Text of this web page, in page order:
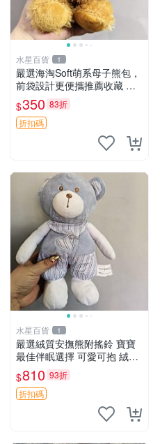
水星百貨 1
嚴選海淘Soft萌系母子熊包，
前袋設計更便攜推薦收藏 母
子熊 軟綿綿 包包
$350 83折
折扣碼
水星百貨 1
嚴選絨質安撫熊附搖鈴 寶寶
最佳伴眠選擇 可愛可抱 絨毛
玩具 安撫熊 嬰兒用
$810 93折
折扣碼